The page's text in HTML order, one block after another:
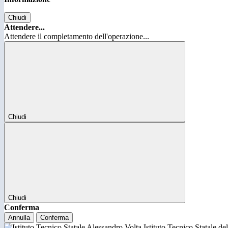
Chiudi
Attendere...
Attendere il completamento dell'operazione...
Chiudi
Chiudi
Conferma
Annulla Conferma